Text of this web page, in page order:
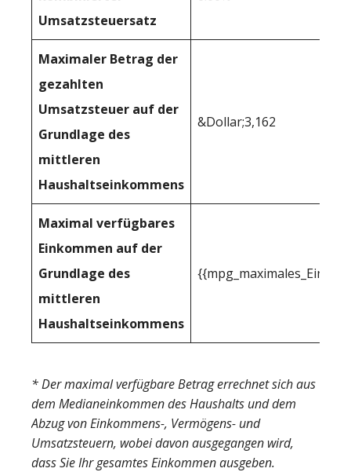
Umsatzsteuersatz
Maximaler Betrag der
gezahlten
Umsatzsteuer auf der
Grundlage des
mittleren
Haushaltseinkommens
&Dollar;3,162
Maximal verfügbares
Einkommen auf der
Grundlage des
mittleren
Haushaltseinkommens
* Der maximal verfügbare Betrag errechnet sich aus
dem Medianeinkommen des Haushalts und dem
Abzug von Einkommens-, Vermögens- und
Umsatzsteuern, wobei davon ausgegangen wird,
dass Sie Ihr gesamtes Einkommen ausgeben.